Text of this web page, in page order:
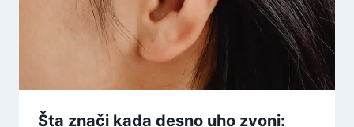
Šta znači kada desno uho zvoni: